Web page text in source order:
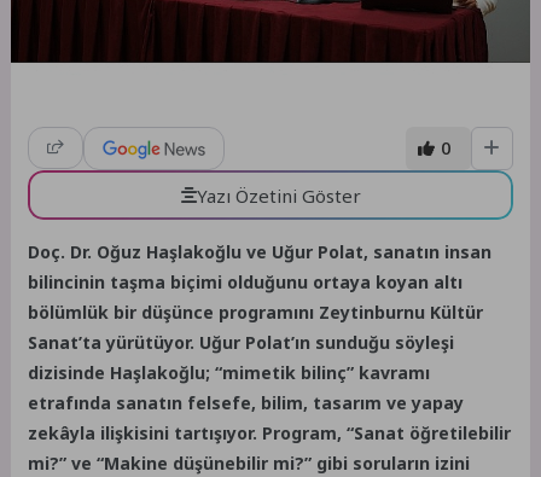
0
Yazı Özetini Göster
Doç. Dr. Oğuz Haşlakoğlu ve Uğur Polat, sanatın insan
bilincinin taşma biçimi olduğunu ortaya koyan altı
bölümlük bir düşünce programını Zeytinburnu Kültür
Sanat’ta yürütüyor. Uğur Polat’ın sunduğu söyleşi
dizisinde Haşlakoğlu; “mimetik bilinç” kavramı
etrafında sanatın felsefe, bilim, tasarım ve yapay
zekâyla ilişkisini tartışıyor. Program, “Sanat öğretilebilir
mi?” ve “Makine düşünebilir mi?” gibi soruların izini